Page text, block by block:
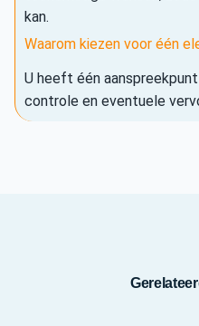
kan.
Waarom kiezen voor één
U heeft één
controle en eventuele